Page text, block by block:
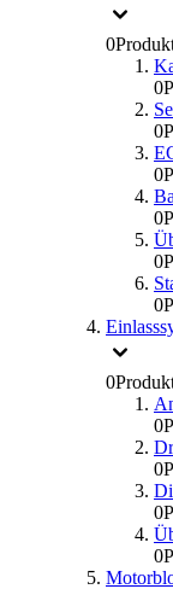
0
0
0
0
0
0
0
0
0
0
0
0